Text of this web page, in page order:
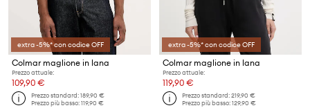
extra -5%* con codice OFF
Colmar maglione in lana
Prezzo attuale:
109,90 €
Prezzo standard:189,90 €
Prezzo più basso:119,90 €
extra -5%* con codice OFF
Colmar maglione in lana
Prezzo attuale:
119,90 €
Prezzo standard:219,90 €
Prezzo più basso:129,90 €